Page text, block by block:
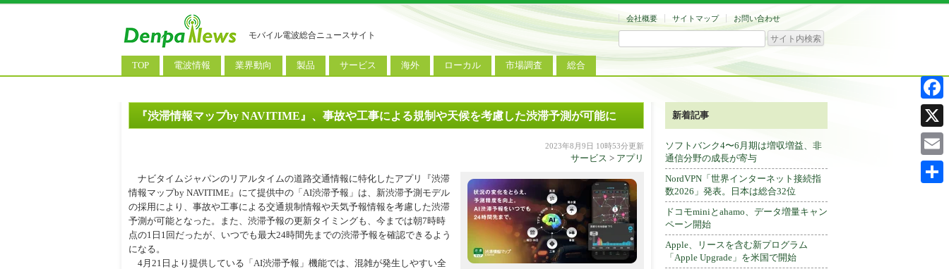
モバイル電波総合ニュースサイト
会社概要 サイトマップ お問い合わせ
TOP 電波情報
基地局ニュース
業界動向
決算情報
料金改定
製品
スマートフォン
SIM
IoT/M2M
Wi-Fiルーター
ウェアラブル端末
サービス
アプリ
料金プラン
電力小売
海外
Androidニュース
海外展示会
インバウンド
現地サービス
ローカル
地方展示会
市場調査
サービス市場
総合
アンケート
『渋滞情報マップby NAVITIME』、事故や工事による規制や天候を考慮した渋滞予測が可能に
2023年8月9日 10時53分更新
サービス > アプリ
ナビタイムジャパンのリアルタイムの道路交通情報に特化したアプリ『渋滞
情報マップby NAVITIME』にて提供中の「AI渋滞予報」は、新渋滞予測モデル
の採用により、事故や工事による交通規制情報や天気予報情報を考慮した渋滞
予測が可能となった。また、渋滞予報の更新タイミングも、今までは朝7時時
点の1日1回だったが、いつでも最大24時間先までの渋滞予報を確認できるよう
になる。
4月21日より提供している「AI渋滞予報」機能では、混雑が発生しやすい全
新着記事
ソフトバンク4〜6月期は増収増益、非
通信分野の成長が寄与
NordVPN「世界インターネット接続指
数2026」発表。日本は総合32位
ドコモminiとahamo、データ増量キャン
ペーン開始
Apple、リースを含む新プログラム
「Apple Upgrade」を米国で開始
X
Email